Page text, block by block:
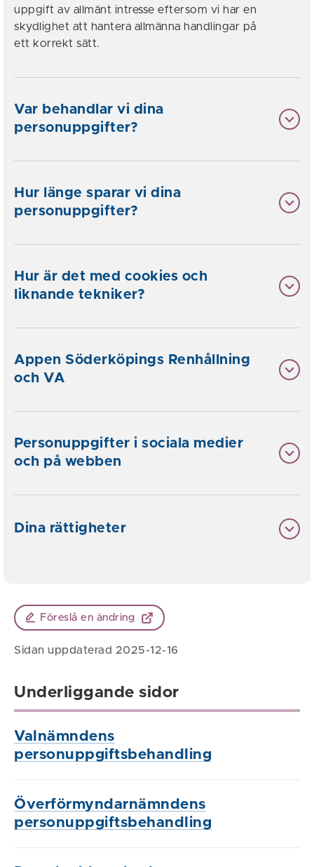
uppgift av allmänt intresse eftersom vi har en
skydlighet att hantera allmänna handlingar på
ett korrekt sätt.
Var behandlar vi dina
personuppgifter?
Hur länge sparar vi dina
personuppgifter?
Hur är det med cookies och
liknande tekniker?
Appen Söderköpings Renhållning
och VA
Personuppgifter i sociala medier
och på webben
Dina rättigheter
Föreslå en ändring
Sidan uppdaterad 2025-12-16
Underliggande sidor
Valnämndens
personuppgiftsbehandling
Överförmyndarnämndens
personuppgiftsbehandling